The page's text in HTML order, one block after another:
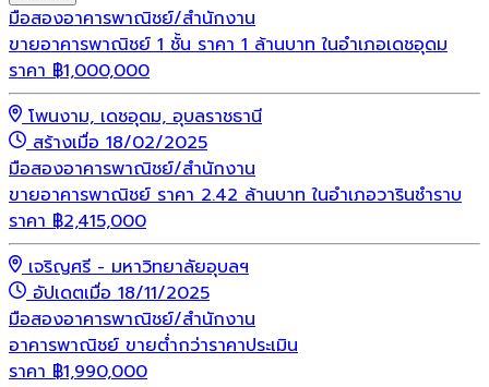
มือสองอาคารพาณิชย์/สำนักงาน
ขายอาคารพาณิชย์ 1 ชั้น ราคา 1 ล้านบาท ในอำเภอเดชอุดม
ราคา ฿1,000,000
โพนงาม, เดชอุดม, อุบลราชธานี
สร้างเมื่อ 18/02/2025
มือสองอาคารพาณิชย์/สำนักงาน
ขายอาคารพาณิชย์ ราคา 2.42 ล้านบาท ในอำเภอวารินชำราบ
ราคา ฿2,415,000
เจริญศรี - มหาวิทยาลัยอุบลฯ
อัปเดตเมื่อ 18/11/2025
มือสองอาคารพาณิชย์/สำนักงาน
อาคารพาณิชย์ ขายต่ำกว่าราคาประเมิน
ราคา ฿1,990,000